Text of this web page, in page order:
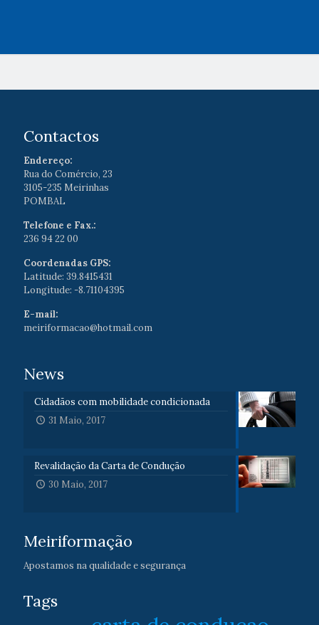
Contactos
Endereço:
Rua do Comércio, 23
3105-235 Meirinhas
POMBAL
Telefone e Fax.:
236 94 22 00
Coordenadas GPS:
Latitude: 39.8415431
Longitude: -8.71104395
E-mail:
meiriformacao@hotmail.com
News
Cidadãos com mobilidade condicionada
31 Maio, 2017
Revalidação da Carta de Condução
30 Maio, 2017
Meiriformação
Apostamos na qualidade e segurança
Tags